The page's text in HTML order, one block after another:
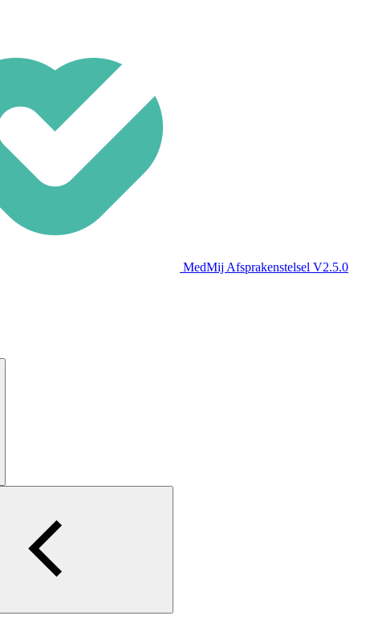
MedMij Afsprakenstelsel V2.5.0